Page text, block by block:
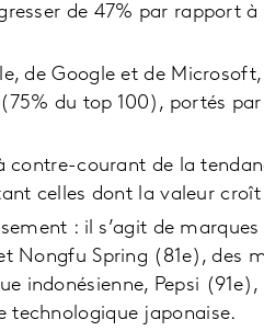
de 47% par rapport
de Google et de
du top 100), portés par
contre-courant de la
celles dont la valeur croît
: il s’agit de
Nongfu Spring (81e), des
indonésienne, Pepsi
technologique japonaise.